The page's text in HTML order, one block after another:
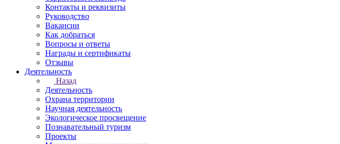
Контакты и реквизиты
Руководство
Вакансии
Как добраться
Вопросы и ответы
Награды и сертификаты
Отзывы
Деятельность
Назад
Деятельность
Охрана территории
Научная деятельность
Экологическое просвещение
Познавательный туризм
Проекты